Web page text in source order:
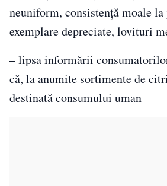
neuniform, consistență moale la
exemplare depreciate, lovituri
– lipsa informării
că, la anumite sortimente de
destinată consumului uman